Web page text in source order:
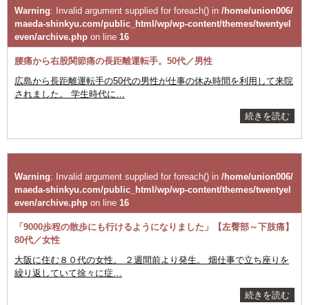
Warning: Invalid argument supplied for foreach() in /home/union006/
maeda-shinkyu.com/public_html/wp/wp-content/themes/twentyel
even/archive.php on line 16
腰痛から右股関節痛の長距離運転手。50代／男性
広島から長距離運転手の50代の男性が仕事の休み時間を利用して来院
されました。 学生時代に…
続きを読む
Warning: Invalid argument supplied for foreach() in /home/union006/
maeda-shinkyu.com/public_html/wp/wp-content/themes/twentyel
even/archive.php on line 16
「9000歩程の散歩にも行けるようになりました」【左臀部～下肢痛】
80代／女性
大阪に住む８０代の女性。 ２週間前より発生。 畑仕事で立ち座りを
繰り返していて徐々に症…
続きを読む